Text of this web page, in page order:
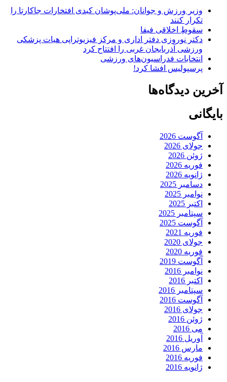
وزیر ورزش و جوانان: ملی‌پوشان کبدی افتخارات جاکارتا را
تکرار کنند
سقوطِ اخلاقی فیفا
دکتر نوروزی دفتر اداری و مرکز فیزیوتراپی هیات پزشکی
ورزشی آذربایجان غربی را افتتاح کرد
انتخابات فدراسیون‌های ورزشی
پرسپولیس افشا کرد!
آخرین دیدگاه‌ها
بایگانی
آگوست 2026
جولای 2026
ژوئن 2026
فوریه 2026
ژانویه 2026
دسامبر 2025
نوامبر 2025
اکتبر 2025
سپتامبر 2025
آگوست 2025
فوریه 2021
جولای 2020
فوریه 2020
آگوست 2019
نوامبر 2016
اکتبر 2016
سپتامبر 2016
آگوست 2016
جولای 2016
ژوئن 2016
می 2016
آوریل 2016
مارس 2016
فوریه 2016
ژانویه 2016